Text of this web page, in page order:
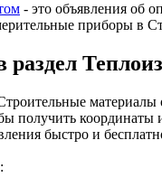
- это объявления об
приборы в
раздел
материалы
получить координаты
быстро и